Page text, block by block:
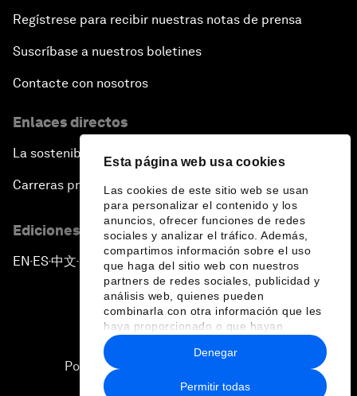
Esta página web usa cookies
Las cookies de este sitio web se usan
para personalizar el contenido y los
anuncios, ofrecer funciones de redes
sociales y analizar el tráfico. Además,
compartimos información sobre el uso
que haga del sitio web con nuestros
partners de redes sociales, publicidad y
análisis web, quienes pueden
combinarla con otra información que les
haya proporcionado o que hayan
recopilado a partir del uso que haya
hecho de sus servicios.
Permitir todas
Denegar
Regístrese para recibir nuestras notas de prensa
Suscríbase a nuestros boletines
Contacte con nosotros
Enlaces directos
La sostenibilidad en el Foro
Carreras profesionales
Ediciones en otros idiomas
EN ▪ES▪中文▪ 日本語
Política de privacidad y normas de uso